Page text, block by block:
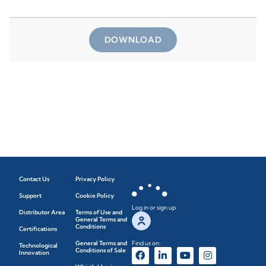
DOWNLOAD
Contact Us
Support
Distributor Area
Certifications
Technological
Innovation
Privacy Policy
Cookie Policy
Terms of Use and
General Terms and
Conditions
General Terms and
Conditions of Sale
Log in or sign up
Find us on: